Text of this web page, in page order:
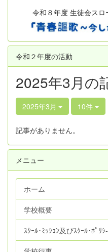
令和８年度 生徒会スロ
令和２年度の活動
2025年3月の
2025年3月 10件
記事がありません。
メニュー
ホーム
学校概要
ｽｸｰﾙ･ﾐｯｼｮﾝ及びｽｸｰﾙ･ﾎﾟﾘｼ